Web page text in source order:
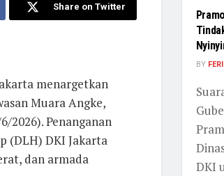
Share on Twitter
menargetkan
Muara Angke,
2026). Penanganan
(DLH) DKI Jakarta
dan armada
BY
DKI